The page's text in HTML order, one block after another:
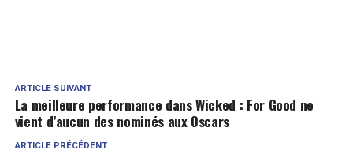
ARTICLE SUIVANT
La meilleure performance dans Wicked : For Good ne
vient d’aucun des nominés aux Oscars
ARTICLE PRÉCÉDENT